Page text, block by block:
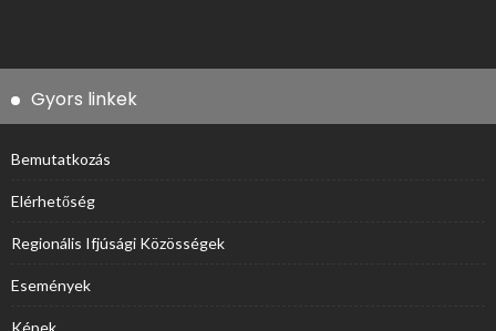
Gyors linkek
Bemutatkozás
Elérhetőség
Regionális Ifjúsági Közösségek
Események